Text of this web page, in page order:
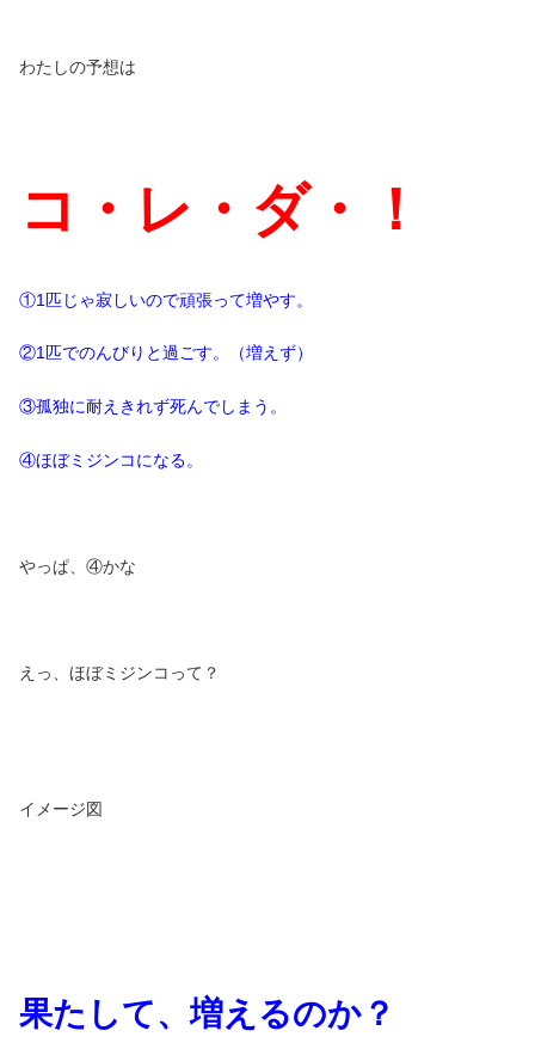
わたしの予想は
コ・レ・ダ・！
①1 匹じゃ寂しいので頑張って増やす。
②1匹でのんびりと過ごす。（増えず）
③孤独に耐えきれず死んでしまう。
④ほぼミジンコになる。
やっぱ、④かな
えっ、ほぼミジンコって？
イメージ図
果たして、増えるのか？